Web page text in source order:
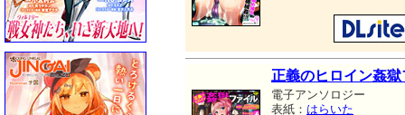
正義のヒロイン姦
電子アンソロジー
表紙： はらいた